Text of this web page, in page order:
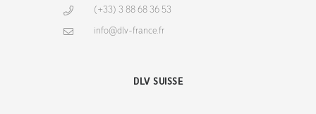
(+33) 3 88 68 36 53
info@dlv-france.fr
DLV SUISSE